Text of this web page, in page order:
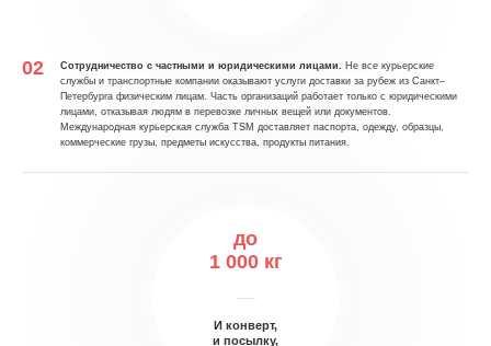
Сотрудничество с частными и юридическими лицами. Не все курьерские
службы и транспортные компании оказывают услуги доставки за рубеж из Санкт–
Петербурга физическим лицам. Часть организаций работает только с юридическими
лицами, отказывая людям в перевозке личных вещей или документов.
Международная курьерская служба TSM доставляет паспорта, одежду, образцы,
коммерческие грузы, предметы искусства, продукты питания.
до
1 000 кг
И конверт,
и посылку,